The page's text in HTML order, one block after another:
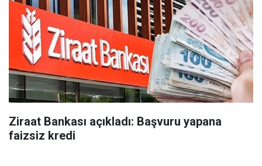
Ziraat Bankası açıkladı: Başvuru yapana
faizsiz kredi